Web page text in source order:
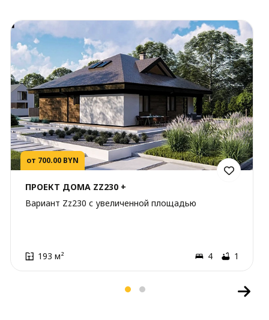
от 700.00 BYN
ПРОЕКТ ДОМА ZZ230 +
Вариант Zz230 с увеличенной площадью
193 м² 4 1